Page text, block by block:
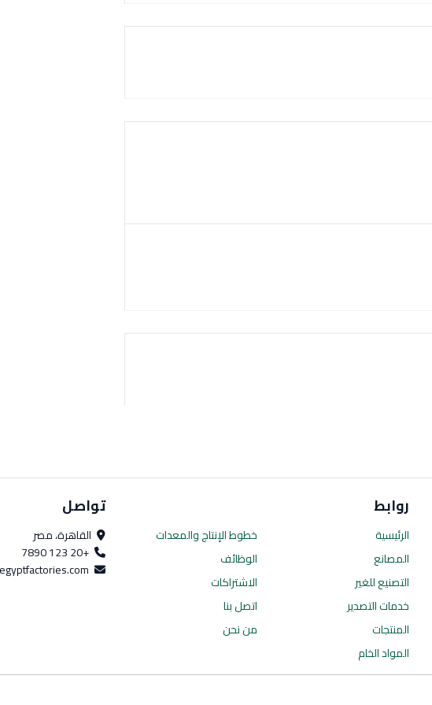
روابط
الرئيسية
المصانع
التصنيع للغير
خدمات التصدير
المنتجات
المواد الخام
خطوط الإنتاجوالمعدات
الوظائف
الاشتراكات
اتصل بنا
من نحن
تواصل
القاهرة، مصر
+20 123 7890